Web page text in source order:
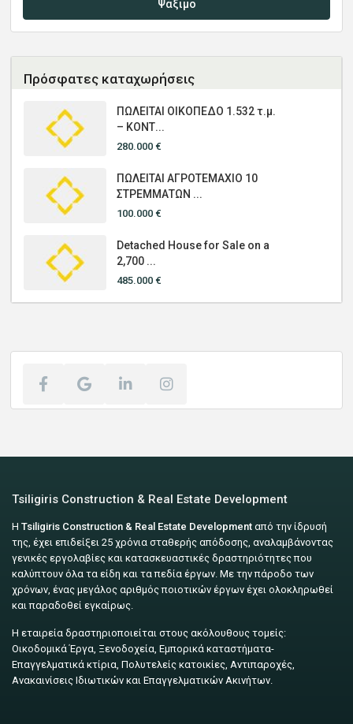
Ψάξιμο
Πρόσφατες καταχωρήσεις
ΠΩΛΕΙΤΑΙ ΟΙΚΟΠΕΔΟ 1.532 τ.μ.
– ΚΟΝΤ...
280.000 €
ΠΩΛΕΙΤΑΙ ΑΓΡΟΤΕΜΑΧΙΟ 10
ΣΤΡΕΜΜΑΤΩΝ ...
100.000 €
Detached House for Sale on a
2,700 ...
485.000 €
Tsiligiris Construction & Real Estate Development
ΗTsiligiris Construction & Real Estate Development από την ίδρυσή
της, έχει επιδείξει 25 χρόνια σταθερής απόδοσης, αναλαμβάνοντας
γενικές εργολαβίες και κατασκευαστικές δραστηριότητες που
καλύπτουν όλα τα είδη και τα πεδία έργων. Με την πάροδο των
χρόνων, ένας μεγάλος αριθμός ποιοτικών έργων έχει ολοκληρωθεί
και παραδοθεί εγκαίρως.
Η εταιρεία δραστηριοποιείται στους ακόλουθους τομείς:
Οικοδομικά Έργα, Ξενοδοχεία, Εμπορικά καταστήματα-
Επαγγελματικά κτίρια, Πολυτελείς κατοικίες, Αντιπαροχές,
Ανακαινίσεις Ιδιωτικών και Επαγγελματικών Ακινήτων.